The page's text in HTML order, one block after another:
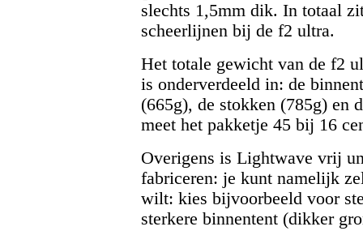
slechts 1,5mm dik. In totaal
scheerlijnen bij de f2 ultra.
Het totale gewicht van de f2
is onderverdeeld in: de
(665g), de stokken (785g) en
meet het pakketje 45 bij 16
Overigens is Lightwave vrij
fabriceren: je kunt namelijk
wilt: kies bijvoorbeeld voor
sterkere binnentent (dikker